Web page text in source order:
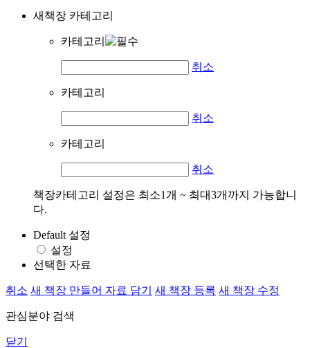
새책장 카테고리
카테고리
취소
카테고리
취소
카테고리
취소
책장카테고리 설정은 최소1개 ~ 최대3개까지 가능합니
다.
Default 설정
설정
선택한 자료
취소 새 책장 만들어 자료 담기 새 책장 등록 새 책장 수정
관심분야 검색
닫기